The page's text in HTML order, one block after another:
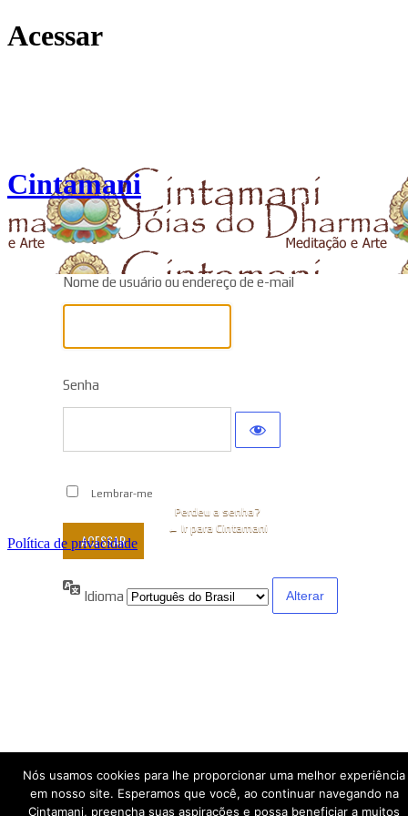
Acessar
Cintamani
Nome de usuário ou endereço de e-mail
Senha
Lembrar-me
Idioma
Perdeu a senha?
← Ir para Cintamani
Política de privacidade
Nós usamos cookies para lhe proporcionar uma melhor experiência
em nosso site. Esperamos que você, ao continuar navegando na
Cintamani, preencha suas aspirações e possa beneficiar a muitos